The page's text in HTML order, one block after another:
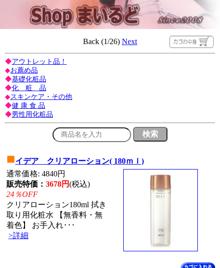
Back (1/26) Next
◆アウトレット品！
◆お薦め品
◆基礎化粧品
◆化 粧 品
◆スキンケア・その他
◆健 康 食 品
◆男性用化粧品
■イデア クリアローション( 180ｍｌ)
通常価格: 4840円
販売特価： 3678円(税込)
24％OFF
クリアローション180ml 拭き
取り用化粧水 【無香料・無
着色】 お手入れ･･･
>詳細